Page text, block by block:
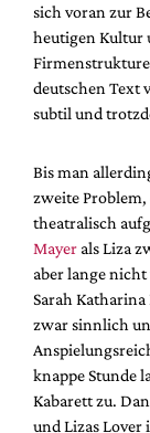
sich voran zur
heutigen Kultur
deutschen Text
subtil und
Bis man
zweite Problem,
theatralisch
Mayer als Liza
aber lange
Sarah
zwar sinnlich
knappe Stunde
Kabarett zu.
und Lizas Lover